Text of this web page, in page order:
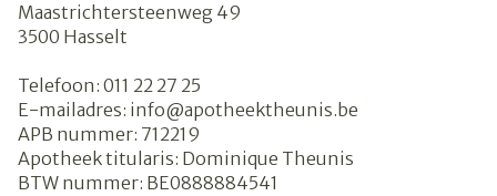
Maastrichtersteenweg 49
3500 Hasselt
Telefoon: 011 22 27 25
E-mailadres: info@apotheektheunis.be
APB nummer: 712219
Apotheek titularis: Dominique Theunis
BTW nummer: BE0888884541